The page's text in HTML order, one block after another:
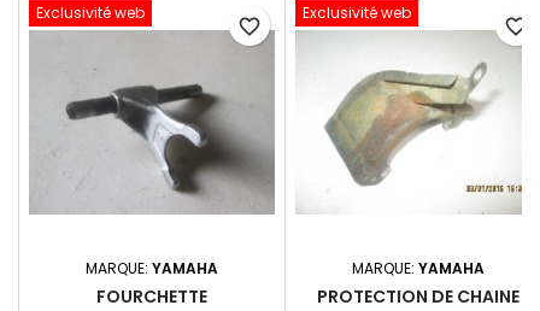
Exclusivité web
MARQUE: YAMAHA
FOURCHETTE
favorite_border
Exclusivité web
MARQUE: YAMAHA
PROTECTION DE CHAINE
favorite_border